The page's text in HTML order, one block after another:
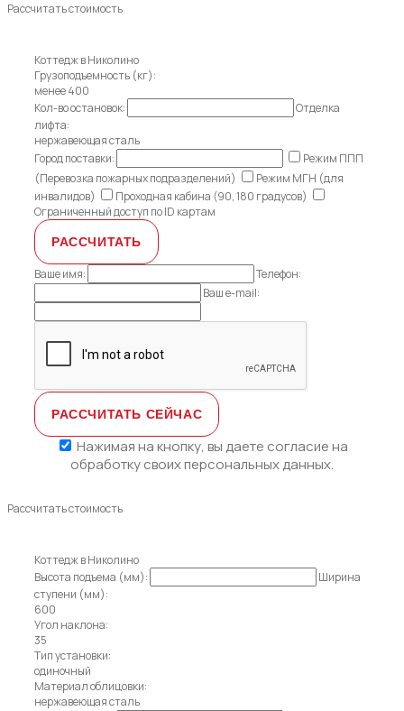
Рассчитать стоимость
Коттедж в Николино
Грузоподъемность (кг):
менее 400
Кол-во остановок:
Отделка
лифта:
нержавеющая сталь
Город поставки:
Режим ППП
(Перевозка пожарных подразделений)
Режим МГН (для
инвалидов)
Проходная кабина (90, 180 градусов)
Ограниченный доступ по ID картам
Ваше имя:
Телефон:
Ваш e-mail:
Нажимая на кнопку, вы даете согласие на
обработку своих персональных данных.
Рассчитать стоимость
Коттедж в Николино
Высота подъема (мм):
Ширина
ступени (мм):
600
Угол наклона:
35
Тип установки:
одиночный
Материал облицовки:
нержавеющая сталь